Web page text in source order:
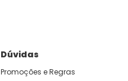
Dúvidas
Promoções e Regras